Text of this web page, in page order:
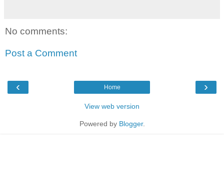
No comments:
Post a Comment
‹ ›
Home
View web version
Powered by Blogger.